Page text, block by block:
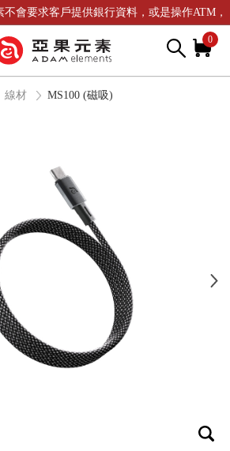
會要求客戶提供銀行資料，或是操作ATM，
聯繫我們或是165反詐騙電話查證！ 0
線材 MS100 (磁吸)